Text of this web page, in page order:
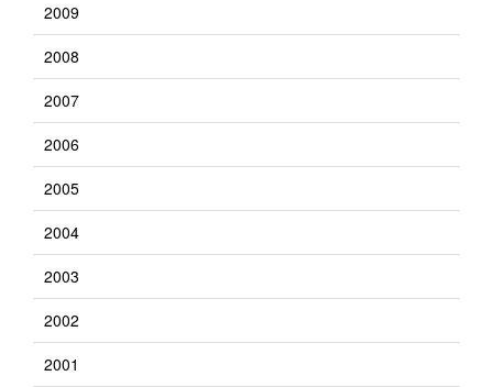
2009
2008
2007
2006
2005
2004
2003
2002
2001